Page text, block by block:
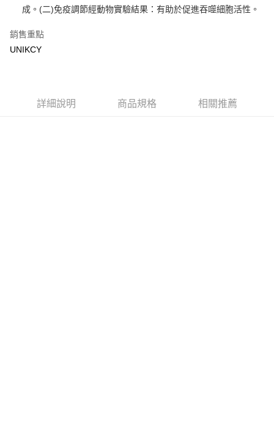
悠遊付
Google Pay
成。(二)免疫調節經動物實驗結果：有助於促進吞噬細胞活性。
銷售重點
UNIKCY
詳細說明 商品規格 相關推薦